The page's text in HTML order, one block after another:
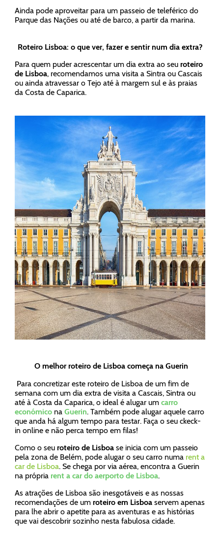
Ainda pode aproveitar para um passeio de teleférico do
Parque das Nações ou até de barco, a partir da marina.
Roteiro Lisboa: o que ver, fazer e sentir num dia extra?
Para quem puder acrescentar um dia extra ao seu roteiro
de Lisboa, recomendamos uma visita a Sintra ou Cascais
ou ainda atravessar o Tejo até à margem sul e às praias
da Costa de Caparica.
O melhor roteiro de Lisboa começa na Guerin
Para concretizar este roteiro de Lisboa de um fim de
semana com um dia extra de visita a Cascais, Sintra ou
até à Costa da Caparica, o ideal é alugar um carro
económico na Guerin. Também pode alugar aquele carro
que anda há algum tempo para testar. Faça o seu ckeck-
in online e não perca tempo em filas!
Como o seu roteiro de Lisboa se inicia com um passeio
pela zona de Belém, pode alugar o seu carro numa rent a
car de Lisboa. Se chega por via aérea, encontra a Guerin
na própria rent a car do aerporto de Lisboa.
As atrações de Lisboa são inesgotáveis e as nossas
recomendações de um roteiro em Lisboa servem apenas
para lhe abrir o apetite para as aventuras e as histórias
que vai descobrir sozinho nesta fabulosa cidade.